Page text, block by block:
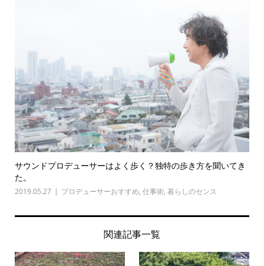
サウンドプロデューサーはよく歩く？独特の歩き方を聞いてき
た。
2019.05.27 プロデューサーおすすめ, 仕事術, 暮らしのセンス
関連記事一覧